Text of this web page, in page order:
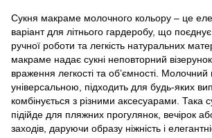
Сукня макраме молочного кольору – це
варіант для літнього гардеробу, що
ручної роботи та легкість натуральних
макраме надає сукні неповторний
враження легкості та об’ємності. Молочний
універсальною, підходить для будь-яких
комбінується з різними аксесуарами. Така
підійде для пляжних прогулянок, вечірок
заходів, даруючи образу ніжність і